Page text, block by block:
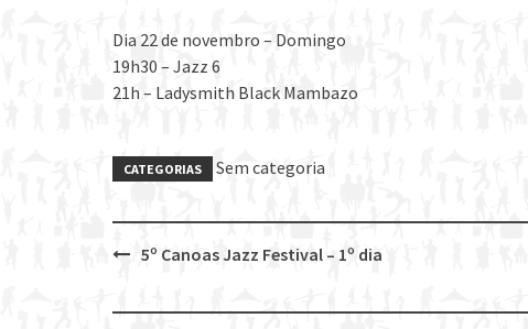
Dia 22 de novembro – Domingo
19h30 – Jazz 6
21h – Ladysmith Black Mambazo
CATEGORIAS Sem categoria
navigation
5º Canoas Jazz Festival – 1º dia